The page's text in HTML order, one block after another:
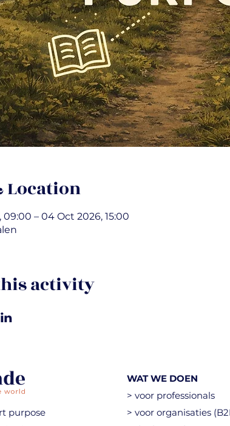
Location
09:00 – 04 Oct 2026, 15:00
activity
purpose
WAT WE DOEN
> voor professionals
> voor organisaties